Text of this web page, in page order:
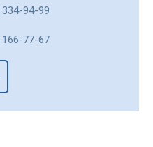
94-99
77-67